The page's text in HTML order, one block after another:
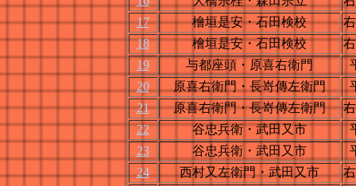
17
檜垣是安・石田検校
18
檜垣是安・石田検校
19
与都座頭・原喜右衛門
20
原喜右衛門・長嵜傳左衛門
21
原喜右衛門・長嵜傳左衛門
22
谷忠兵衛・武田又市
23
谷忠兵衛・武田又市
24
西村又左衛門・武田又市